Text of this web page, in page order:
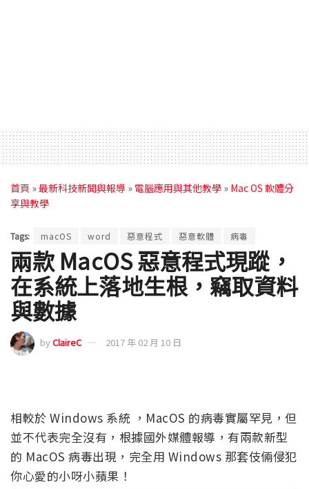
首頁 »最新科技新聞與報導 » 電腦應用與其他教學 » Mac OS 軟體分
享與教學
Tags: macOS word 惡意程式 惡意軟體 病毒
兩款 MacOS 惡意程式現蹤，
在系統上落地生根，竊取資料
與數據
byClaireC 2017 年 02 月 10 日
相較於 Windows 系統 ，MacOS 的病毒實屬罕見，但
並不代表完全沒有，根據國外媒體報導，有兩款新型
的 MacOS 病毒出現，完全用 Windows 那套伎倆侵犯
你心愛的小呀小蘋果！